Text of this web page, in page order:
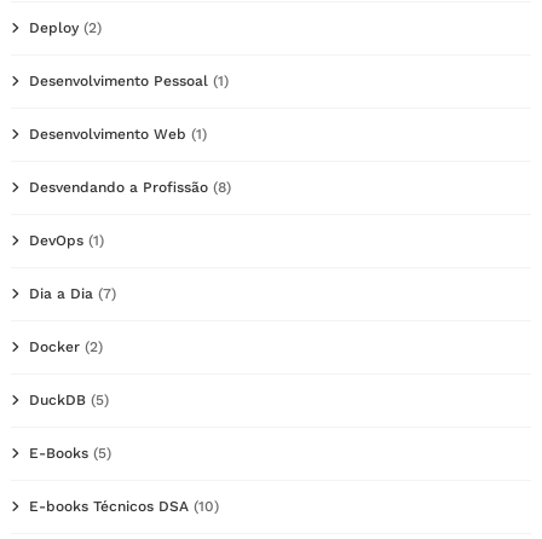
Deploy (2)
Desenvolvimento Pessoal (1)
Desenvolvimento Web (1)
Desvendando a Profissão (8)
DevOps (1)
Dia a Dia (7)
Docker (2)
DuckDB (5)
E-Books (5)
E-books Técnicos DSA (10)